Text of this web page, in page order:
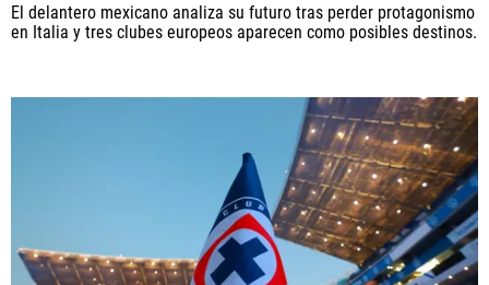
El delantero mexicano analiza su futuro tras perder protagonismo
en Italia y tres clubes europeos aparecen como posibles destinos.